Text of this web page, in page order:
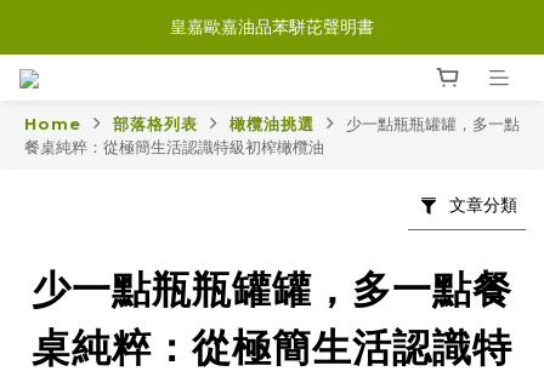
皇嘉歐嘉油品苯駢芘聲明書
Home 部落格列表 橄欖油挑選
少一點瓶瓶罐罐，多一點
餐桌純粹：從極簡生活認識特級初榨橄欖油
文章分類
少一點瓶瓶罐罐，多一點餐
桌純粹：從極簡生活認識特